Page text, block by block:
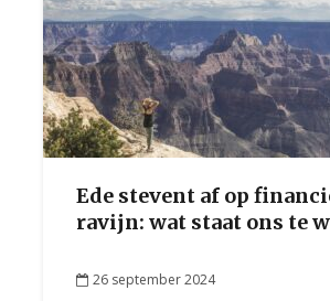
Ede stevent af op
ravijn: wat staat ons te
26 september 2024